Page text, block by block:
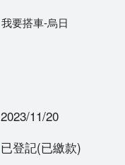
我要搭車-烏日
2023/11/20
已登記(已繳款)